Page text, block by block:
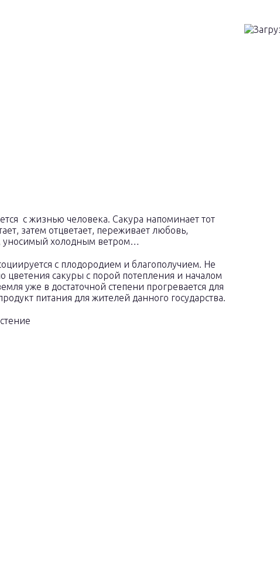
с жизнью человека. Сакура напоминает тот
затем отцветает, переживает любовь,
уносимый холодным ветром…
с плодородием и благополучием. Не
цветения сакуры с порой потепления и началом
уже в достаточной степени прогревается для
питания для жителей данного государства.